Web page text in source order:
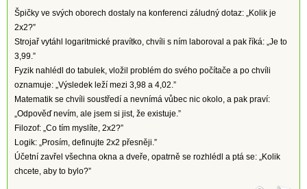
Špičky ve svých oborech dostaly na konferenci záludný dotaz: „Kolik je
2x2?”
Strojař vytáhl logaritmické pravítko, chvíli s ním laboroval a pak říká: „Je to
3,99.”
Fyzik nahlédl do tabulek, vložil problém do svého počítače a po chvíli
oznamuje: „Výsledek leží mezi 3,98 a 4,02.”
Matematik se chvíli soustředí a nevnímá vůbec nic okolo, a pak praví:
„Odpověď nevím, ale jsem si jist, že existuje.”
Filozof: „Co tím myslíte, 2x2?”
Logik: „Prosím, definujte 2x2 přesněji.”
Účetní zavřel všechna okna a dveře, opatrně se rozhlédl a ptá se: „Kolik
chcete, aby to bylo?”